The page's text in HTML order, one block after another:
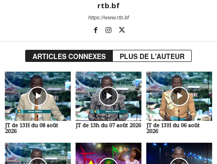
rtb.bf
https://www.rtb.bf
ARTICLES CONNEXES PLUS DE L'AUTEUR
JT de 13H du 08 août
2026
JT de 13h du 07 août 2026
JT de 13H du 06 août
2026